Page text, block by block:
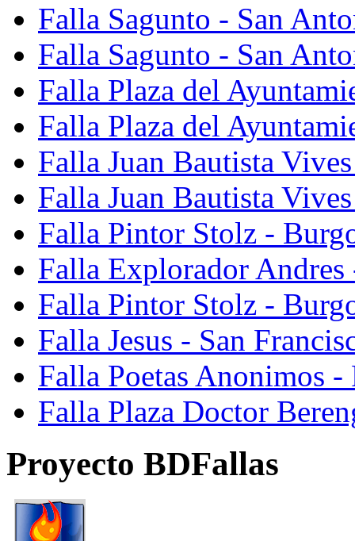
Falla Sagunto - San
Falla Sagunto - San
Falla Plaza del
Falla Plaza del
Falla Juan Bautista
Falla Juan Bautista
Falla Pintor Stolz -
Falla Explorador Andres
Falla Pintor Stolz -
Falla Jesus - San
Falla Poetas Anonimos
Falla Plaza Doctor
Proyecto BDFallas